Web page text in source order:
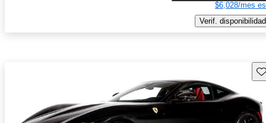
$6,028/mes
Verif. disponibilidad